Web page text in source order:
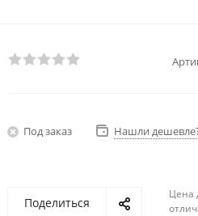
Под заказ Нашли
Поделиться
Цена